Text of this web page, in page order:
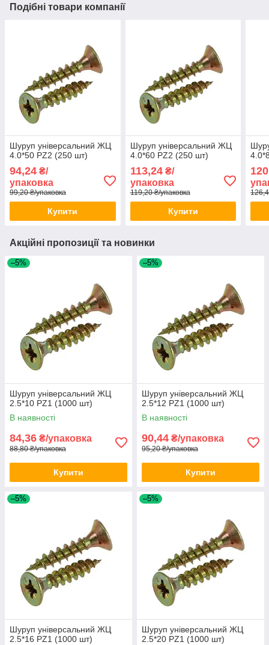
Подібні товари компанії
Шуруп універсальний ЖЦ
4.0*50 PZ2 (250 шт)
94,24 ₴/
упаковка
99,20 ₴/упаковка
Купити
Шуруп універсальний ЖЦ
4.0*60 PZ2 (250 шт)
113,24₴/
упаковка
119,20 ₴/упаковка
Купити
Акційні пропозиції та новинки
–5%
Шуруп універсальний ЖЦ
2.5*10 PZ1 (1000 шт)
В наявності
84,36 ₴/упаковка
88,80 ₴/упаковка
Купити
–5%
Шуруп універсальний ЖЦ
2.5*12 PZ1 (1000 шт)
В наявності
90,44 ₴/упаковка
95,20 ₴/упаковка
Купити
–5%
Шуруп універсальний ЖЦ
2.5*16 PZ1 (1000 шт)
–5%
Шуруп універсальний ЖЦ
2.5*20 PZ1 (1000 шт)